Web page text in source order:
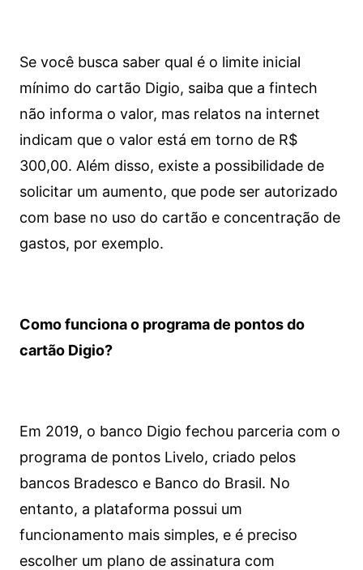
Se você busca saber qual é o limite inicial
mínimo do cartão Digio, saiba que a fintech
não informa o valor, mas relatos na internet
indicam que o valor está em torno de R$
300,00. Além disso, existe a possibilidade de
solicitar um aumento, que pode ser autorizado
com base no uso do cartão e concentração de
gastos, por exemplo.
Como funciona o programa de pontos do
cartão Digio?
Em 2019, o banco Digio fechou parceria com o
programa de pontos Livelo, criado pelos
bancos Bradesco e Banco do Brasil. No
entanto, a plataforma possui um
funcionamento mais simples, e é preciso
escolher um plano de assinatura com